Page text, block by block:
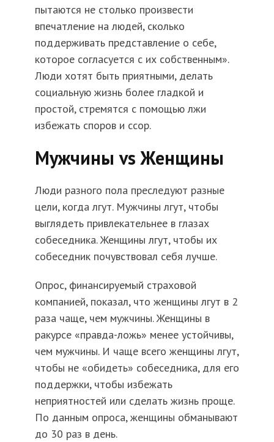
пытаются не столько произвести
впечатление на людей, сколько
поддерживать представление о себе,
которое согласуется с их собственным».
Люди хотят быть приятными, делать
социальную жизнь более гладкой и
простой, стремятся с помощью лжи
избежать споров и ссор.
Мужчины vs Женщины
Люди разного пола преследуют разные
цели, когда лгут. Мужчины лгут, чтобы
выглядеть привлекательнее в глазах
собеседника. Женщины лгут, чтобы их
собеседник почувствовал себя лучше.
Опрос, финансируемый страховой
компанией, показал, что женщины лгут в 2
раза чаще, чем мужчины. Женщины в
ракурсе «правда-ложь» менее устойчивы,
чем мужчины. И чаще всего женщины лгут,
чтобы не «обидеть» собеседника, для его
поддержки, чтобы избежать
неприятностей или сделать жизнь проще.
По данным опроса, женщины обманывают
до 30 раз в день.